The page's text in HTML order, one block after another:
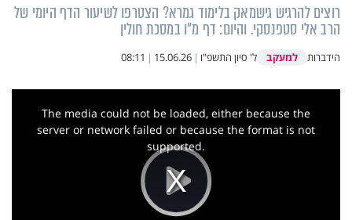
רוצים להרגיש גישמאק בלימוד גמרא? הצטרפו לשיעור הדף היומי של
הרב אלי סטפנסקי. והיום: דף מ"ו במסכת חולין
הידברות למעקב ל' סיון התשפ"ו |
15.06.26
|
08:11
This
The media could not be loaded, either because the
server or network failed or because the format is not
supported.